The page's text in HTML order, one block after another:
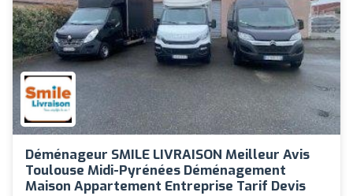
Déménageur SMILE LIVRAISON Meilleur Avis
Toulouse Midi-Pyrénées Déménagement
Maison Appartement Entreprise Tarif Devis